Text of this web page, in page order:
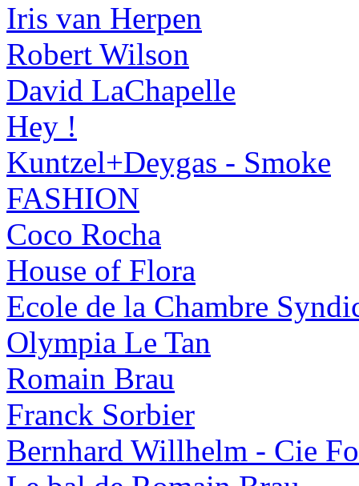
Iris van Herpen
Robert Wilson
David LaChapelle
Hey !
Kuntzel+Deygas - Smoke
FASHION
Coco Rocha
House of Flora
Ecole de la Chambre
Olympia Le Tan
Romain Brau
Franck Sorbier
Bernhard Willhelm - Cie